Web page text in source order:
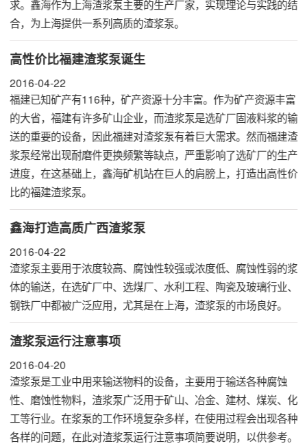
求。鑫海作为上海渣浆泵主要的生产厂家，实现理论与实践的结
合，为上海提供一系列高质的渣浆泵。
高性价比福建渣浆泵诞生
2016-04-22
福建已知矿产有116种，矿产资源十分丰富。作为矿产资源丰富
的大省，福建有许多矿山企业，而渣浆泵是选矿厂固液料浆的输
送的重要的设备，因此福建对渣浆泵有着巨大需求。然而福建渣
浆泵经常出现耐磨件更换频繁等缺点，严重影响了选矿厂的生产
进度，在这基础上，鑫海矿机站在巨人的肩膀上，打造出高性价
比的福建渣浆泵。
鑫海打造高质广西渣浆泵
2016-04-22
渣浆泵主要用于浓度较高、腐蚀性较强或浓度低、腐蚀性弱的浆
体的输送，在选矿厂中、选煤厂、水利工程、陶瓷及玻璃行业、
钢铁厂中都被广泛应用，尤其是在上海，渣浆泵的市场良好。
渣浆泵运行注意事项
2016-04-20
渣浆泵是工业中用来输送物料的设备，主要用于输送各种腐蚀
性、磨蚀性物料，渣浆泵广泛用于矿山、冶金、建材、煤炭、化
工等行业。在浆泵的工作环境复杂多样，在使用过程会出现各种
各样的问题，在此对渣浆泵运行注意事项简要说明，以供参考。